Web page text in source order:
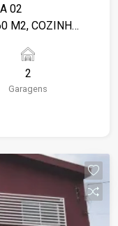
02
M2, COZINHA
SERVIÇO,
MEIRELLES
2
Garagens